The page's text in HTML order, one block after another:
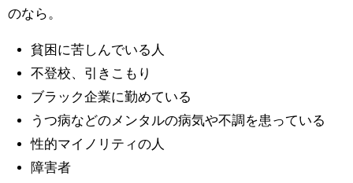
のなら。
貧困に苦しんでいる人
不登校、引きこもり
ブラック企業に勤めている
うつ病などのメンタルの病気や不調を患っている
性的マイノリティの人
障害者